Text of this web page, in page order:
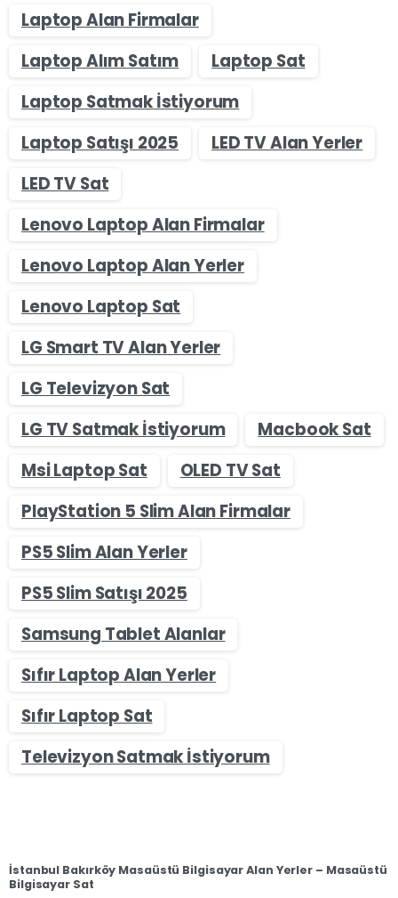
Laptop Alan Firmalar
Laptop Alım Satım
Laptop Sat
Laptop Satmak İstiyorum
Laptop Satışı 2025
LED TV Alan Yerler
LED TV Sat
Lenovo Laptop Alan Firmalar
Lenovo Laptop Alan Yerler
Lenovo Laptop Sat
LG Smart TV Alan Yerler
LG Televizyon Sat
LG TV Satmak İstiyorum
Macbook Sat
Msi Laptop Sat
OLED TV Sat
PlayStation 5 Slim Alan Firmalar
PS5 Slim Alan Yerler
PS5 Slim Satışı 2025
Samsung Tablet Alanlar
Sıfır Laptop Alan Yerler
Sıfır Laptop Sat
Televizyon Satmak İstiyorum
İstanbul Bakırköy Masaüstü Bilgisayar Alan Yerler – Masaüstü
Bilgisayar Sat